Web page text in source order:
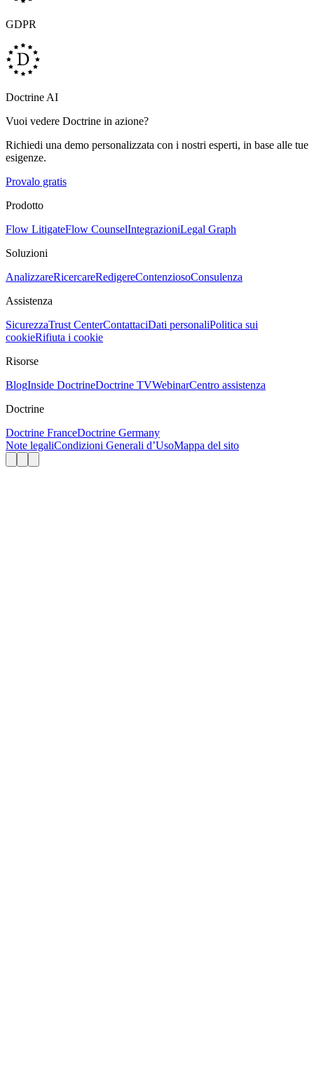
GDPR
Doctrine AI
Vuoi vedere Doctrine in azione?
Richiedi una demo personalizzata con i nostri esperti, in base alle tue
esigenze.
Provalo gratis
Prodotto
Flow LitigateFlow CounselIntegrazioniLegal Graph
Soluzioni
AnalizzareRicercareRedigereContenziosoConsulenza
Assistenza
SicurezzaTrust CenterContattaciDati personaliPolitica sui
cookieRifiuta i cookie
Risorse
BlogInside DoctrineDoctrine TVWebinarCentro assistenza
Doctrine
Doctrine FranceDoctrine Germany
Note legaliCondizioni Generali d’UsoMappa del sito